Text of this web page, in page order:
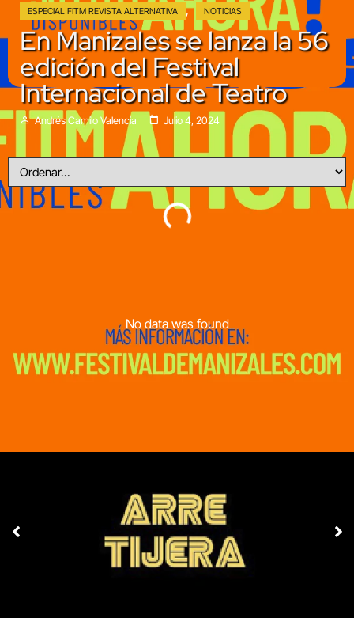
ESPECIAL FITM REVISTA ALTERNATIVA , NOTICIAS
En Manizales se lanza la 56
edición del Festival
Internacional de Teatro
Andrés Camilo Valencia Julio 4, 2024
No data was found